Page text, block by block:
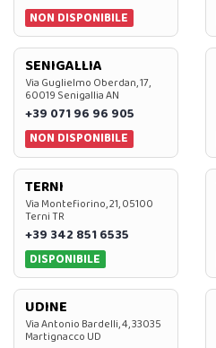
NON DISPONIBILE
SENIGALLIA
Via Guglielmo Oberdan, 17,
60019 Senigallia AN
+39 071 96 96 905
NON DISPONIBILE
TERNI
Via Montefiorino, 21, 05100
Terni TR
+39 342 851 6535
DISPONIBILE
UDINE
Via Antonio Bardelli, 4, 33035
Martignacco UD